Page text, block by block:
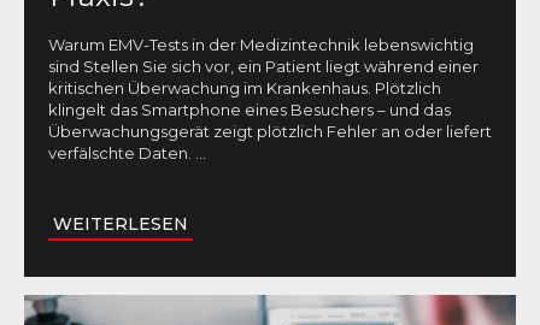
Warum EMV-Tests in der Medizintechnik lebenswichtig
sind Stellen Sie sich vor, ein Patient liegt während einer
kritischen Überwachung im Krankenhaus. Plötzlich
klingelt das Smartphone eines Besuchers – und das
Überwachungsgerät zeigt plötzlich Fehler an oder liefert
verfälschte Daten.
WEITERLESEN